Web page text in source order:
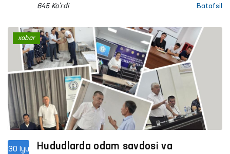
uy-joy, sud-tergov jarayonlari, mahkum va
masalalar yuzasidan murojaatlar ko‘rib chiqildi.
645 Ko'rdi Batafsil
30 Iyu
Hududlarda odam savdosi va
xabar